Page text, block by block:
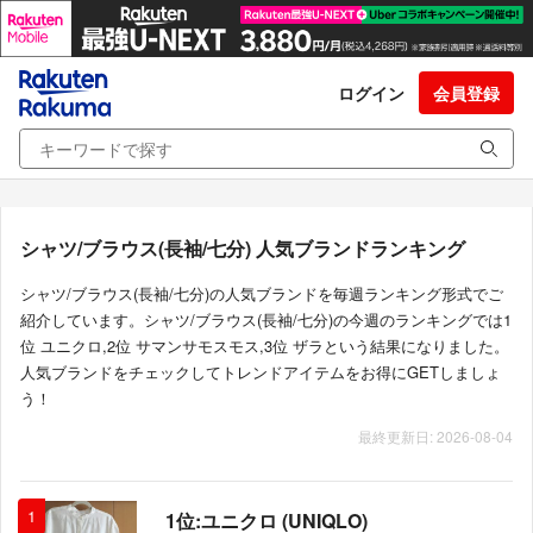
ログイン 会員登録
シャツ/ブラウス(長袖/七分) 人気ブランドランキング
シャツ/ブラウス(長袖/七分)の人気ブランドを毎週ランキング形式でご
紹介しています。シャツ/ブラウス(長袖/七分)の今週のランキングでは1
位 ユニクロ,2位 サマンサモスモス,3位 ザラという結果になりました。
人気ブランドをチェックしてトレンドアイテムをお得にGETしましょ
う！
最終更新日: 2026-08-04
1 1位:ユニクロ (UNIQLO)